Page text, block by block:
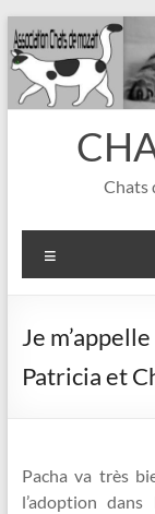
Aller
au
contenu
Chats
Je
Patricia et
Pacha va très
l’adoption